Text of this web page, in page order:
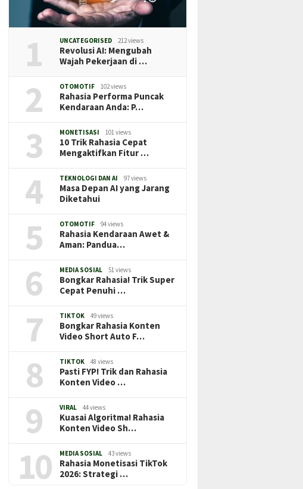
1 UNCATEGORISED 212 views
Revolusi AI: Mengubah
Wajah Pekerjaan di …
2 OTOMOTIF 102 views
Rahasia Performa Puncak
Kendaraan Anda: P…
3 MONETISASI 101 views
10 Trik Rahasia Cepat
Mengaktifkan Fitur …
4 TEKNOLOGI DAN AI 97 views
Masa Depan AI yang Jarang
Diketahui
5 OTOMOTIF 94 views
Rahasia Kendaraan Awet &
Aman: Pandua…
6 MEDIA SOSIAL 51 views
Bongkar Rahasia! Trik Super
Cepat Penuhi …
7 TIKTOK 49 views
Bongkar Rahasia Konten
Video Short Auto F…
8 TIKTOK 48 views
Pasti FYP! Trik dan Rahasia
Konten Video …
9 VIRAL 44 views
Kuasai Algoritma! Rahasia
Konten Video Sh…
10 MEDIA SOSIAL 43 views
Rahasia Monetisasi TikTok
2026: Strategi …